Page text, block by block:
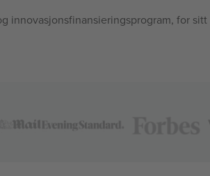
innovasjonsfinansieringsprogram, for sitt